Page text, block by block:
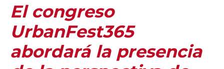
El congreso
UrbanFest365
abordará la presencia